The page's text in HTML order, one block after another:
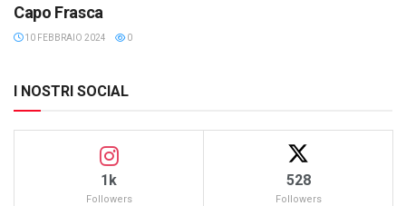
Capo Frasca
10 FEBBRAIO 2024 0
I NOSTRI SOCIAL
1k
Followers
528
Followers